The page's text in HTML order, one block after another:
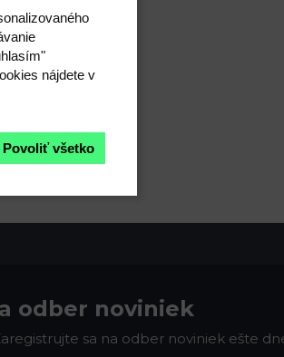
odber noviniek
sa na odber noviniek ešte
nájdete v
Povoliť všetko